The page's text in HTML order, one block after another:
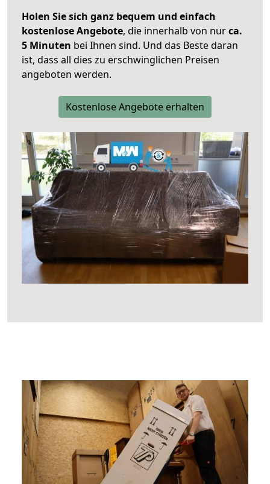
Holen Sie sich ganz bequem und einfach
kostenlose Angebote, die innerhalb von nurca.
5 Minuten bei Ihnen sind. Und das Beste daran
ist, dass all dies zu erschwinglichen Preisen
angeboten werden.
Kostenlose Angebote erhalten